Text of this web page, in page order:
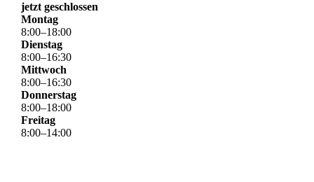
jetzt geschlossen
Montag
8:00–18:00
Dienstag
8:00–16:30
Mittwoch
8:00–16:30
Donnerstag
8:00–18:00
Freitag
8:00–14:00